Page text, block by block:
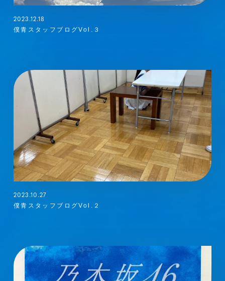
2023.12.18
僕青スタッフブログVol.３
2023.10.27
僕青スタッフブログVol.２